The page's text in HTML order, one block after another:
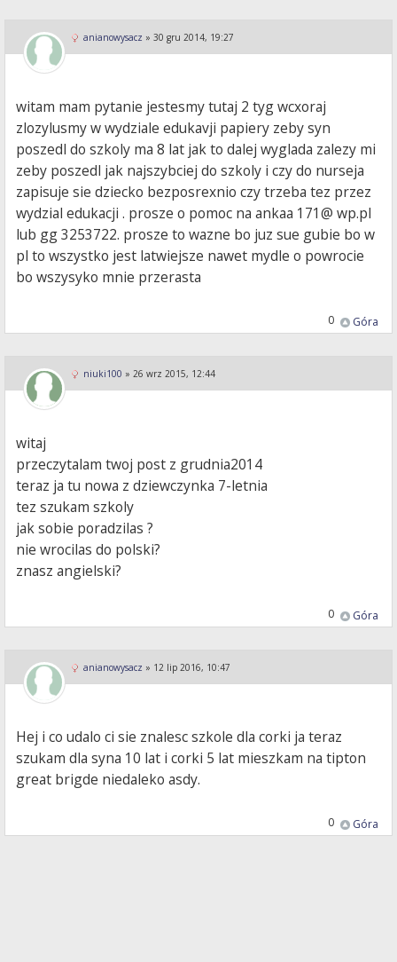
anianowysacz » 30 gru 2014, 19:27
witam mam pytanie jestesmy tutaj 2 tyg wcxoraj
zlozylusmy w wydziale edukavji papiery zeby syn
poszedl do szkoly ma 8 lat jak to dalej wyglada zalezy mi
zeby poszedl jak najszybciej do szkoly i czy do nurseja
zapisuje sie dziecko bezposrexnio czy trzeba tez przez
wydzial edukacji . prosze o pomoc na ankaa 171@ wp.pl
lub gg 3253722. prosze to wazne bo juz sue gubie bo w
pl to wszystko jest latwiejsze nawet mydle o powrocie
bo wszysyko mnie przerasta
Góra
0
niuki100 » 26 wrz 2015, 12:44
witaj
przeczytalam twoj post z grudnia2014
teraz ja tu nowa z dziewczynka 7-letnia
tez szukam szkoly
jak sobie poradzilas ?
nie wrocilas do polski?
znasz angielski?
Góra
0
anianowysacz » 12 lip 2016, 10:47
Hej i co udalo ci sie znalesc szkole dla corki ja teraz
szukam dla syna 10 lat i corki 5 lat mieszkam na tipton
great brigde niedaleko asdy.
Góra
0